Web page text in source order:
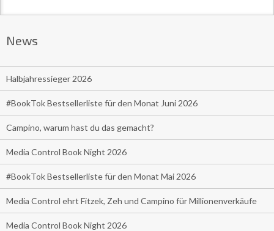
News
Halbjahressieger 2026
#BookTok Bestsellerliste für den Monat Juni 2026
Campino, warum hast du das gemacht?
Media Control Book Night 2026
#BookTok Bestsellerliste für den Monat Mai 2026
Media Control ehrt Fitzek, Zeh und Campino für Millionenverkäufe
Media Control Book Night 2026